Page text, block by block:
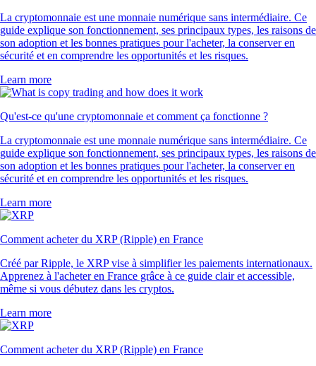
La cryptomonnaie est une monnaie numérique sans intermédiaire. Ce
guide explique son fonctionnement, ses principaux types, les raisons de
son adoption et les bonnes pratiques pour l'acheter, la conserver en
sécurité et en comprendre les opportunités et les risques.
Learn more
Qu'est-ce qu'une cryptomonnaie et comment ça fonctionne ?
La cryptomonnaie est une monnaie numérique sans intermédiaire. Ce
guide explique son fonctionnement, ses principaux types, les raisons de
son adoption et les bonnes pratiques pour l'acheter, la conserver en
sécurité et en comprendre les opportunités et les risques.
Learn more
Comment acheter du XRP (Ripple) en France
Créé par Ripple, le XRP vise à simplifier les paiements internationaux.
Apprenez à l'acheter en France grâce à ce guide clair et accessible,
même si vous débutez dans les cryptos.
Learn more
Comment acheter du XRP (Ripple) en France